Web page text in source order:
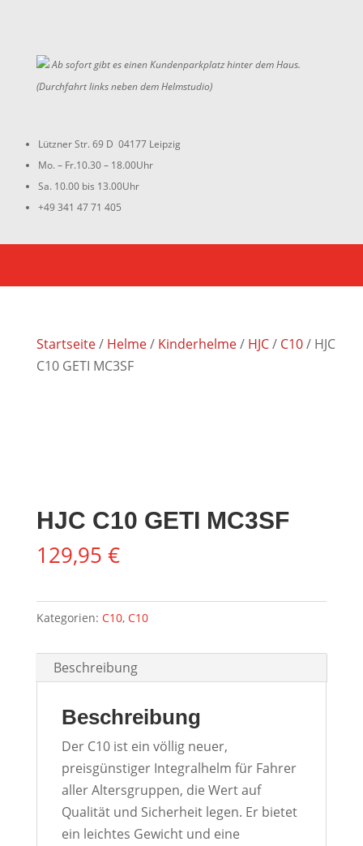
Ab sofort gibt es einen Kundenparkplatz hinter dem Haus.
(Durchfahrt links neben dem Helmstudio)
Lützner Str. 69 D 04177 Leipzig
Mo. – Fr.10.30 – 18.00Uhr
Sa. 10.00 bis 13.00Uhr
+49 341 47 71 405
Startseite/ Helme/ Kinderhelme/ HJC/ C10/ HJC
C10 GETI MC3SF
HJC C10 GETI MC3SF
129,95 €
Kategorien: C10, C10
Beschreibung
Beschreibung
Der C10 ist ein völlig neuer,
preisgünstiger Integralhelm für Fahrer
aller Altersgruppen, die Wert auf
Qualität und Sicherheit legen. Er bietet
ein leichtes Gewicht und eine